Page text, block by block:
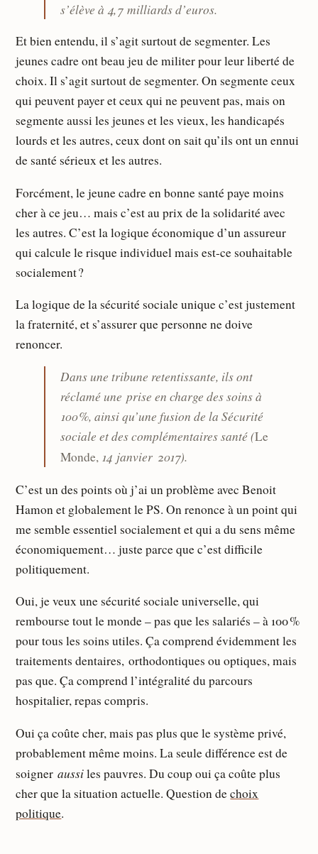
s’élève à 4,7 milliards d’euros.
Et bien entendu, il s’agit surtout de segmenter. Les
jeunes cadre ont beau jeu de militer pour leur liberté de
choix. Il s’agit surtout de segmenter. On segmente ceux
qui peuvent payer et ceux qui ne peuvent pas, mais on
segmente aussi les jeunes et les vieux, les handicapés
lourds et les autres, ceux dont on sait qu’ils ont un ennui
de santé sérieux et les autres.
Forcément, le jeune cadre en bonne santé paye moins
cher à ce jeu… mais c’est au prix de la solidarité avec
les autres. C’est la logique économique d’un assureur
qui calcule le risque individuel mais est-ce souhaitable
socialement ?
La logique de la sécurité sociale unique c’est justement
la fraternité, et s’assurer que personne ne doive
renoncer.
Dans une tribune retentissante, ils ont
réclamé une prise en charge des soins à
100 %, ainsi qu’une fusion de la Sécurité
sociale et des complémentaires santé (Le
Monde, 14 janvier 2017).
C’est un des points où j’ai un problème avec Benoit
Hamon et globalement le PS. On renonce à un point qui
me semble essentiel socialement et qui a du sens même
économiquement… juste parce que c’est difficile
politiquement.
Oui, je veux une sécurité sociale universelle, qui
rembourse tout le monde – pas que les salariés – à 100 %
pour tous les soins utiles. Ça comprend évidemment les
traitements dentaires, orthodontiques ou optiques, mais
pas que. Ça comprend l’intégralité du parcours
hospitalier, repas compris.
Oui ça coûte cher, mais pas plus que le système privé,
probablement même moins. La seule différence est de
soigneraussiles pauvres. Du coup oui ça coûte plus
cher que la situation actuelle. Question dechoix
politique.